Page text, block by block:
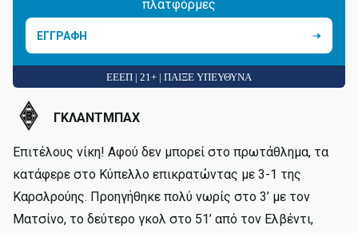
πλατφόρμες
ΕΓΓΡΑΦΗ
ΕΕΕΠ | 21+ | ΠΑΙΞΕ ΥΠΕΥΘΥΝΑ
ΓΚΛΑΝΤΜΠΑΧ
Επιτέλους νίκη! Αφού δεν μπορεί στο πρωτάθλημα, τα
κατάφερε στο Κύπελλο επικρατώντας με 3-1 της
Καρσλρούης. Προηγήθηκε πολύ νωρίς στο 3’ με τον
Ματσίνο, το δεύτερο γκολ στο 51’ από τον Ελβέντι,